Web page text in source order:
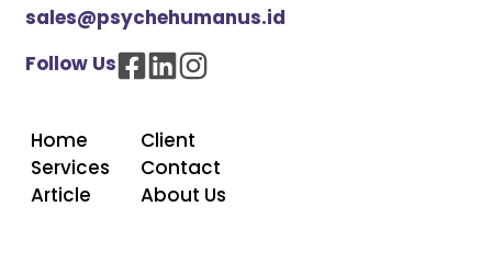
sales@psychehumanus.id
Follow Us
Home
Services
Article
Client
Contact
About Us